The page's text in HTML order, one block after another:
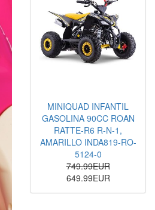
MINIQUAD INFANTIL
GASOLINA 90CC ROAN
RATTE-R6 R-N-1,
AMARILLO INDA819-RO-
5124-0
749.99EUR
649.99EUR